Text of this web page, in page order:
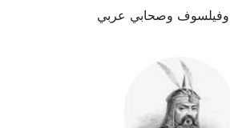
وفيلسوف وصحابي عربي